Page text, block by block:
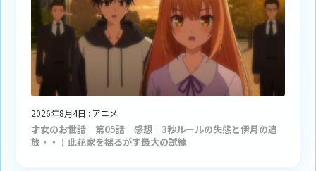
2026年8月4日 : アニメ
才女のお世話 第05話 感想｜3秒ルールの失態と伊月の追
放・・！此花家を揺るがす最大の試練